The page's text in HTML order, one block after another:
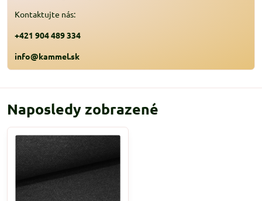
Kontaktujte nás:
+421 904 489 334
info@kammel.sk
Naposledy zobrazené